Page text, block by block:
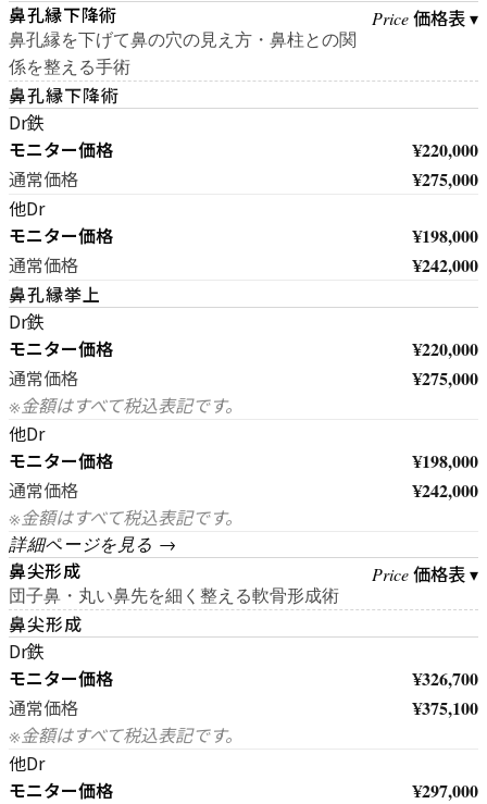
鼻孔縁下降術
鼻孔縁を下げて鼻の穴の見え方・鼻柱との関
係を整える手術
Price価格表 ▾
鼻孔縁下降術
Dr鉄
モニター価格 ¥220,000
通常価格 ¥275,000
他Dr
モニター価格 ¥198,000
通常価格 ¥242,000
鼻孔縁挙上
Dr鉄
モニター価格 ¥220,000
通常価格 ¥275,000
※金額はすべて税込表記です。
他Dr
モニター価格 ¥198,000
通常価格 ¥242,000
※金額はすべて税込表記です。
詳細ページを見る →
鼻尖形成
団子鼻・丸い鼻先を細く整える軟骨形成術
Price価格表 ▾
鼻尖形成
Dr鉄
モニター価格 ¥326,700
通常価格 ¥375,100
※金額はすべて税込表記です。
他Dr
モニター価格 ¥297,000